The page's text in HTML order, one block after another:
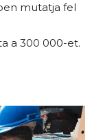
mutatja fel
a 300 000-et.